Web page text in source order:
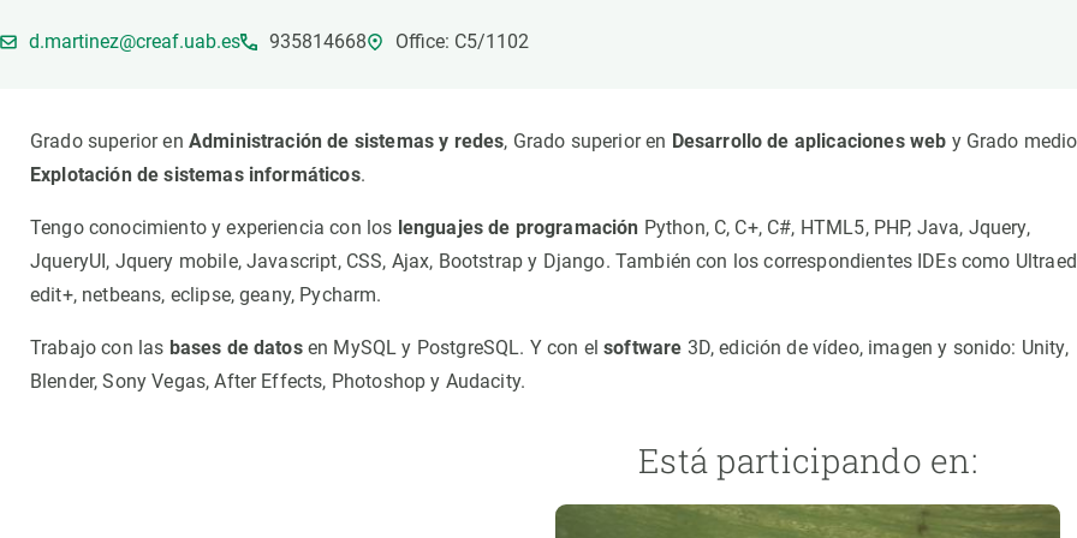
d.martinez@creaf.uab.es 935814668 Office: C5/1102
Grado superior en Administración de sistemas y redes, Grado superior en Desarrollo de aplicaciones web y Grado
Explotación de sistemas informáticos.
Tengo conocimiento y experiencia con los lenguajes de programación Python, C, C+, C#, HTML5, PHP, Java, Jquery,
JqueryUI, Jquery mobile, Javascript, CSS, Ajax, Bootstrap y Django. También con los correspondientes IDEs como
edit+, netbeans, eclipse, geany, Pycharm.
Trabajo con las bases de datosen MySQL y PostgreSQL. Y con elsoftware 3D, edición de vídeo, imagen y sonido: Unity,
Blender, Sony Vegas, After Effects, Photoshop y Audacity.
Está participando en:
Instalaciones Temas transversales
Te
NOTICIAS Y AGENDA
Agenda